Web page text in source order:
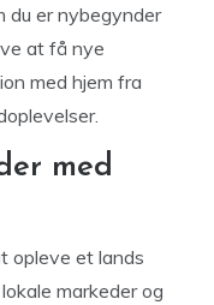
du er nybegynder
at få nye
med hjem fra
med
opleve et lands
markeder og